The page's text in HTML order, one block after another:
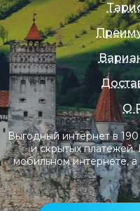
О
Выгодный интернет в
и скрытых платежей.
мобильном интернете, а